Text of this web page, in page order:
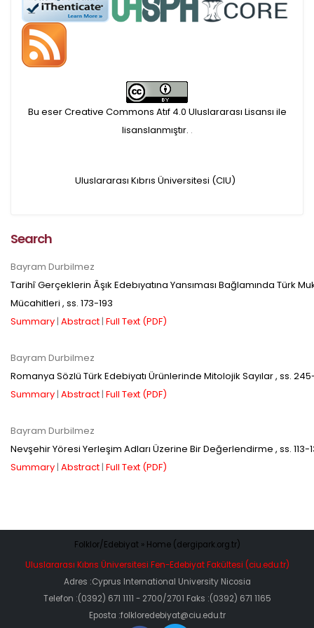
APC ödemesi
Öndenetimden geçen
makaleler için, 100 Avro
Makale İşletim Ücreti (APC)
makaleler için yazarlara
APC bilgi mesajı
ulaşmadan ödeme yapan
yapılmamaktadır.
sonraki öndenetim,
Alan Editörü değerlendirmesi
Dergipark üzerinden
gerçekleştirilmektedir.
Bu eser Creative Commons Atıf 4.0 Uluslararası Lisansı ile
lisanslanmıştır. .
Uluslararası Kıbrıs Üniversitesi (CIU)
Search
Bayram Durbilmez
Tarihî Gerçeklerin Âşık Edebıyatına Yansıması Bağlamında Türk
Mücahitleri , ss. 173-193
Summary| Abstract| Full Text (PDF)
Bayram Durbilmez
Romanya Sözlü Türk Edebiyatı Ürünlerinde Mitolojik Sayılar, ss.
Summary| Abstract| Full Text (PDF)
Bayram Durbilmez
Nevşehir Yöresi Yerleşim Adları Üzerine Bir Değerlendirme , ss. 113-
Summary| Abstract| Full Text (PDF)
Folklor/Edebiyat » Home (dergipark.org.tr)
Uluslararası Kıbrıs Üniversitesi Fen-Edebiyat Fakültesi (ciu.edu.tr)
Adres :Cyprus International University Nicosia
Telefon :(0392) 671 1111 - 2700/2701 Faks :(0392) 671 1165
Eposta :folkloredebiyat@ciu.edu.tr